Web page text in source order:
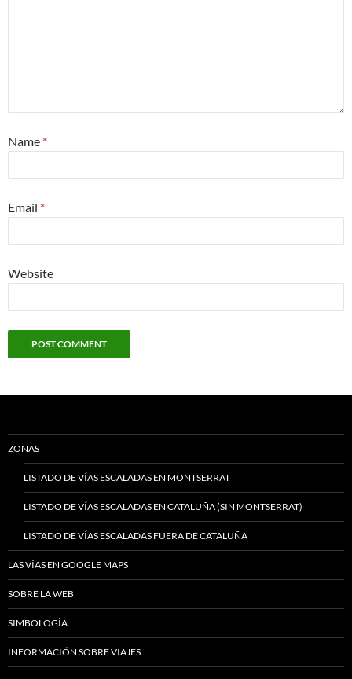
Name *
Email *
Website
ZONAS
LISTADO DE VÍAS ESCALADAS EN MONTSERRAT
LISTADO DE VÍAS ESCALADAS EN CATALUÑA (SIN MONTSERRAT)
LISTADO DE VÍAS ESCALADAS FUERA DE CATALUÑA
LAS VÍAS EN GOOGLE MAPS
SOBRE LA WEB
SIMBOLOGÍA
INFORMACIÓN SOBRE VIAJES